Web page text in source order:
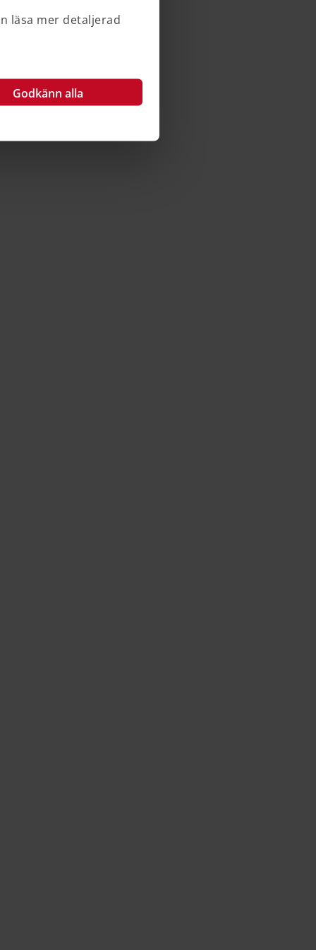
läsa mer detaljerad
Godkänn alla